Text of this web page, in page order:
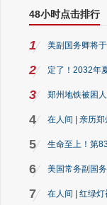
48小时点击排行
1 美副国务卿将
2 定了！2032年
3 郑州地铁被困
4 在人间 | 亲历
5 生命至上！第
6 美国常务副国
7 在人间 | 红绿